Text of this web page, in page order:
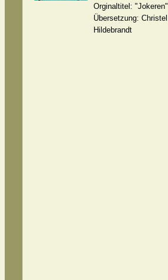
Orginaltitel: "Jokeren"
Übersetzung: Christel
Hildebrandt